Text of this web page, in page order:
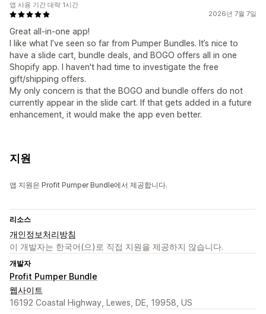
2026년 7월 7일
Great all-in-one app!
I like what I’ve seen so far from Pumper Bundles. It’s nice to
have a slide cart, bundle deals, and BOGO offers all in one
Shopify app. I haven't had time to investigate the free
gift/shipping offers.
My only concern is that the BOGO and bundle offers do not
currently appear in the slide cart. If that gets added in a future
enhancement, it would make the app even better.
앱 사용 기간 대략 1시간
지원
앱 지원은 Profit Pumper Bundle에서 제공합니다.
리소스
개인정보처리방침
이 개발자는 한국어(으)로 직접 지원을 제공하지 않습니다.
개발자
Profit Pumper Bundle
웹사이트
16192 Coastal Highway, Lewes, DE, 19958, US